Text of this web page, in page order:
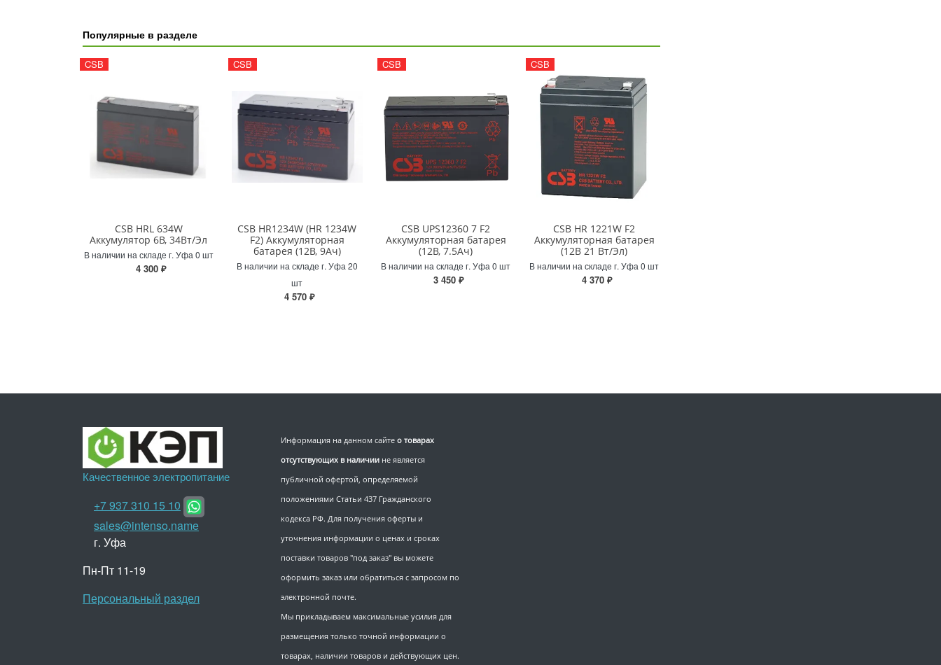
Популярные в разделе
CSB
CSB HRL 634W
Аккумулятор 6В, 34Вт/Эл
В наличии на складе г. Уфа 0 шт
4 300 ₽
CSB
CSB HR1234W (HR 1234W
F2) Аккумуляторная
батарея (12В, 9Ач)
В наличии на складе г. Уфа 20
шт
4 570 ₽
CSB
CSB UPS12360 7 F2
Аккумуляторная батарея
(12В, 7.5Ач)
В наличии на складе г. Уфа 0 шт
3 450 ₽
CSB
CSB HR 1221W F2
Аккумуляторная батарея
(12В 21 Вт/Эл)
В наличии на складе г. Уфа 0 шт
4 370 ₽
Информация на данном сайте о товарах
отсутствующих в наличии не является
публичной офертой, определяемой
положениями Статьи 437 Гражданского
кодекса РФ. Для получения оферты и
уточнения информации о ценах и сроках
поставки товаров "под заказ" вы можете
оформить заказ или обратиться с запросом по
электронной почте.
Мы прикладываем максимальные усилия для
размещения только точной информации о
товарах, наличии товаров и действующих цен.
Качественное электропитание
+7 937 310 15 10
sales@intenso.name
г. Уфа
Пн-Пт 11-19
Персональный раздел